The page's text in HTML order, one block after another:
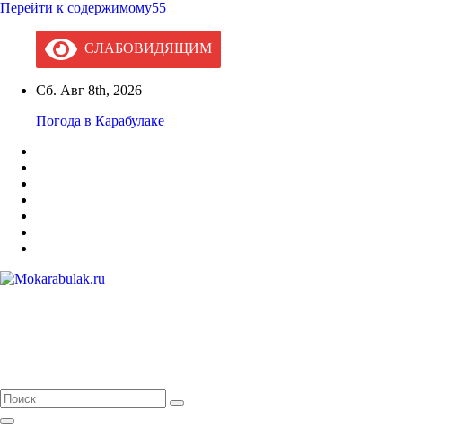
Перейти к содержимому55
СЛАБОВИДЯЩИМ
Сб. Авг 8th, 2026
Погода в Карабулаке